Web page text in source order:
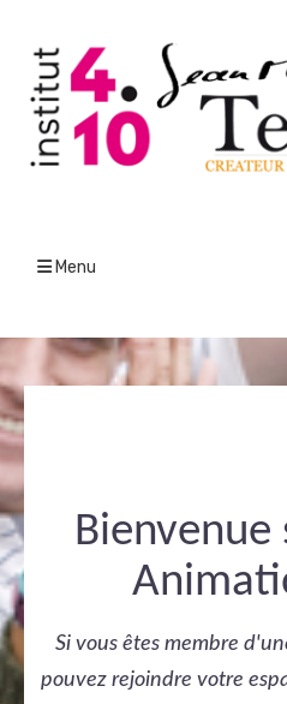
Menu
Bienvenue
Si vous êtes membre
pouvez rejoindre votre